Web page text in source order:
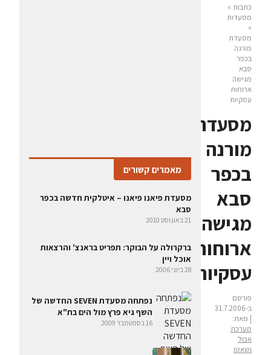
כתבות »
מסעדות
»
מסעדת
מורנה
בכפר
סבא
מגישה
ארוחות
עסקיות
מסעדת
מורנה
בכפר
סבא
מגישה
ארוחות
עסקיות
פורסם
ב-31.7.2006
| מאת:
מערכת
אכול
ושאטו
מאמרים קשורים
מסעדת פיאנו פיאנו – איטלקית חדשה בכפר
סבא
21 באוגוסט 2010
ברקרולה על הבוקר: תפריט בראנצ' והרצאות
אוכל ויין
28 ביוני 2006
נפתחה מסעדת SEVEN החדשה של
השף גיא פרץ מול הים בת"א
16 בספטמבר 2009